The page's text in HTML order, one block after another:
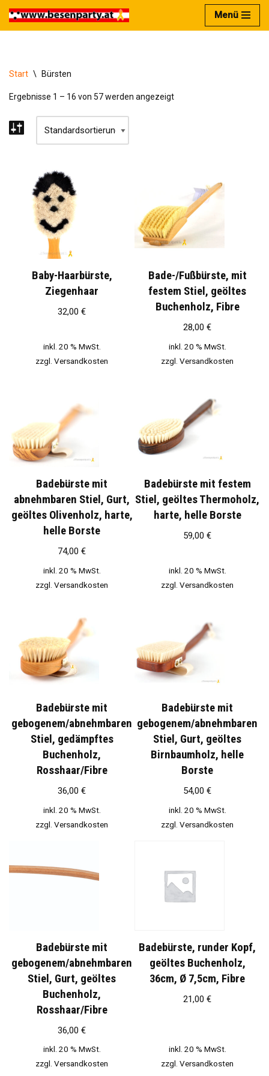
Zum
Menü
Start \ Bürsten
Ergebnisse 1 – 16 von 57 werden angezeigt
Baby-Haarbürste,
Ziegenhaar
32,00 €
inkl. 20 % MwSt.
zzgl. Versandkosten
Bade-/Fußbürste, mit
festem Stiel, geöltes
Buchenholz, Fibre
28,00 €
inkl. 20 % MwSt.
zzgl. Versandkosten
Badebürste mit
abnehmbaren Stiel, Gurt,
geöltes Olivenholz, harte,
helle Borste
74,00 €
inkl. 20 % MwSt.
zzgl. Versandkosten
Badebürste mit festem
Stiel, geöltes Thermoholz,
harte, helle Borste
59,00 €
inkl. 20 % MwSt.
zzgl. Versandkosten
Badebürste mit
gebogenem/abnehmbaren
Stiel, gedämpftes
Buchenholz,
Rosshaar/Fibre
36,00 €
inkl. 20 % MwSt.
zzgl. Versandkosten
Badebürste mit
gebogenem/abnehmbaren
Stiel, Gurt, geöltes
Birnbaumholz, helle
Borste
54,00 €
inkl. 20 % MwSt.
zzgl. Versandkosten
Badebürste mit
gebogenem/abnehmbaren
Stiel, Gurt, geöltes
Buchenholz,
Rosshaar/Fibre
36,00 €
inkl. 20 % MwSt.
zzgl. Versandkosten
Badebürste, runder Kopf,
geöltes Buchenholz,
36cm, Ø 7,5cm, Fibre
21,00 €
inkl. 20 % MwSt.
zzgl. Versandkosten